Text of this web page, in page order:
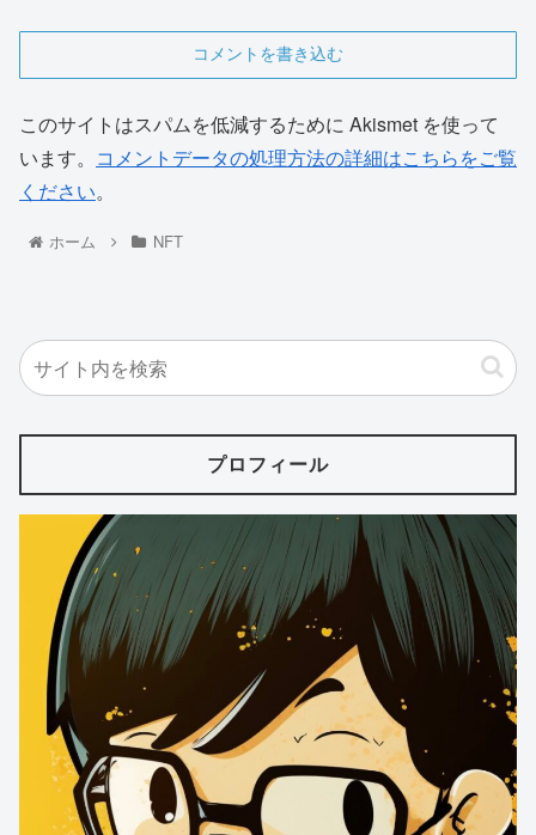
コメントを書き込む
このサイトはスパムを低減するために Akismet を使って
います。 コメントデータの処理方法の詳細はこちらをご覧
ください。
ホーム NFT
プロフィール